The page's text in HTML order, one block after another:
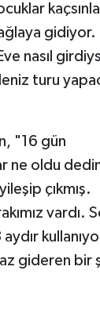
gidiyor.
nasıl
turu
"16 gün
ne oldu
çıkmış.
vardı.
gideren bir